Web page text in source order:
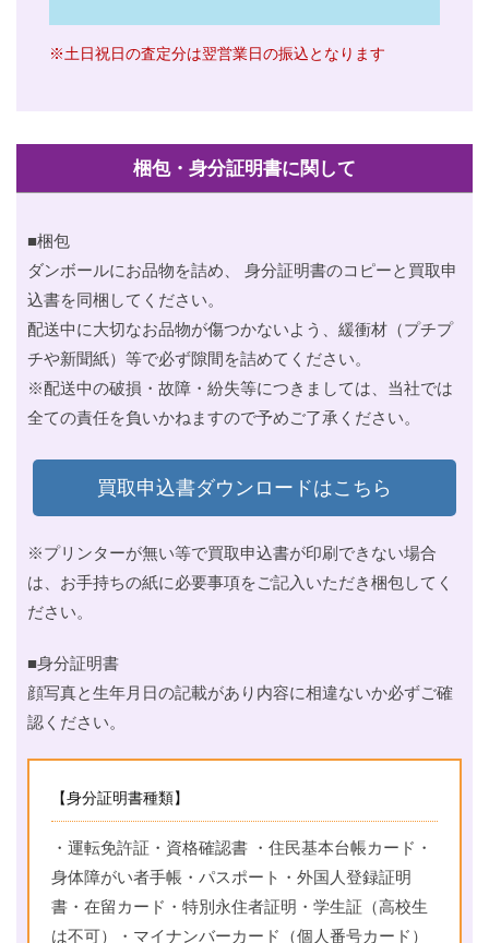
※土日祝日の査定分は翌営業日の振込となります
梱包・身分証明書に関して
■梱包
ダンボールにお品物を詰め、 身分証明書のコピーと買取申
込書を同梱してください。
配送中に大切なお品物が傷つかないよう、緩衝材（プチプ
チや新聞紙）等で必ず隙間を詰めてください。
※配送中の破損・故障・紛失等につきましては、当社では
全ての責任を負いかねますので予めご了承ください。
買取申込書ダウンロードはこちら
※プリンターが無い等で買取申込書が印刷できない場合
は、お手持ちの紙に必要事項をご記入いただき梱包してく
ださい。
■身分証明書
顔写真と生年月日の記載があり内容に相違ないか必ずご確
認ください。
【身分証明書種類】
・運転免許証・資格確認書 ・住民基本台帳カード・
身体障がい者手帳・パスポート・外国人登録証明
書・在留カード・特別永住者証明・学生証（高校生
は不可）・マイナンバーカード（個人番号カード）